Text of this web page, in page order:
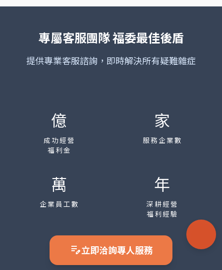
專屬客服團隊福委最佳後盾
提供專業客服諮詢，即時解決所有疑難雜症
億
成功經營
福利金
家
服務企業數
萬
企業員工數
年
深耕經營
福利經驗
edit_note立即洽詢專人服務